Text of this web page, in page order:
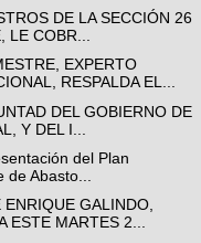
DE LA SECCIÓN 26
LE COBR...
EXPERTO
RESPALDA EL...
DEL GOBIERNO DE
Y DEL I...
del Plan
de Abasto...
ENRIQUE GALINDO,
ESTE MARTES 2...